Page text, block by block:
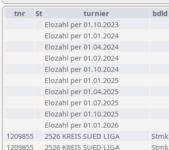
tnr
St turnier bdld
Elozahl per 01.10.2023
Elozahl per 01.01.2024
Elozahl per 01.04.2024
Elozahl per 01.07.2024
Elozahl per 01.10.2024
Elozahl per 01.01.2025
Elozahl per 01.04.2025
Elozahl per 01.07.2025
Elozahl per 01.10.2025
Elozahl per 01.01.2026
1209855
2526 KREIS SUED LIGA Stmk
1209855
2526 KREIS SUED LIGA Stmk